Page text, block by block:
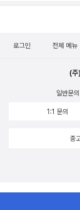
로그인 전체 메뉴
(주
일반문
1:1 문의
중